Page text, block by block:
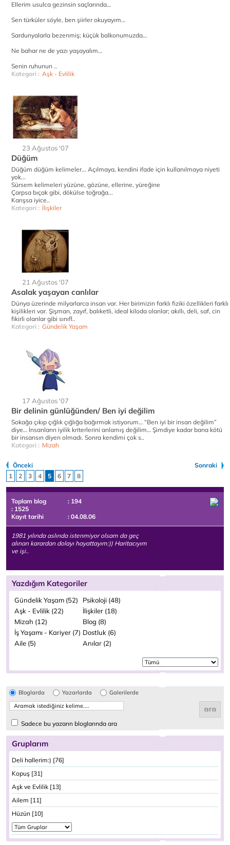
Ellerim usulca gezinsin saçlarında…
Sen türküler söyle, ben şiirler okuyayım…
Sardunyalarla bezenmiş; küçük balkonumuzda…
Ne bahar ne de yazı yaşayalım…
Senin ruhunun ..
Kategori : Aşk - Evlilik
23 Ağustos '07
Düğüm
Düğüm düğüm kelimeler... Açılmaya, kendini ifade için kullanılmaya niyeti
yok...
Sürsem kelimeleri yüzüne, gözüne, ellerine, yüreğine
Çarpsa bıçak gibi, dökülse toğrağa...
Karışsa iyice..
Kategori : İlişkiler
21 Ağustos '07
Asalak yaşayan canlılar
Dünya üzerinde milyarlarca insan var. Her birimizin farklı fiziki özellikleri farklı
kişilikleri var. Şişman, zayıf, balıketli, ideal kiloda olanlar; akıllı, deli, saf, cin
fikirli olanlar gibi sınıfl..
Kategori : Gündelik Yaşam
17 Ağustos '07
Bir delinin günlüğünden/ Ben iyi değilim
Sokağa çıkıp çığlık çığlığa bağırmak istiyorum… “Ben iyi bir insan değilim”
diye… İnsanların iyilik kriterlerini anlamış değilim… Şimdiye kadar bana kötü
bir insansın diyen olmadı. Sonra kendimi çok s..
Kategori : Mizah
Önceki
Sonraki
1
2 3 4 5 6 7 8
Toplam blog
: 194
: 1525
Kayıt tarihi
: 04.08.06
1981 yılında aslında istenmiyor olsam da geç
alınan karardan dolayı hayattayım:)) Haritacıyım
ve işi..
Yazdığım Kategoriler
Gündelik Yaşam (52)
Psikoloji (48)
Aşk - Evlilik (22)
İlişkiler (18)
Mizah (12)
Blog (8)
İş Yaşamı - Kariyer (7) Dostluk (6)
Aile (5)
Anılar (2)
Bloglarda Yazarlarda Galerilerde
Sadece bu yazarın bloglarında ara
Gruplarım
Deli hallerim:) [76]
Kopuş [31]
Aşk ve Evlilik [13]
Ailem [11]
Hüzün [10]